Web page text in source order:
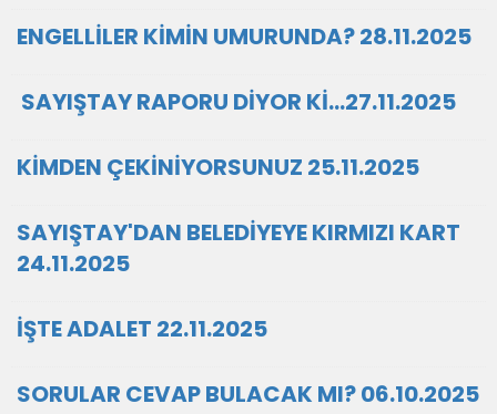
ENGELLİLER KİMİN UMURUNDA? 28.11.2025
SAYIŞTAY RAPORU DİYOR Kİ…27.11.2025
KİMDEN ÇEKİNİYORSUNUZ 25.11.2025
SAYIŞTAY'DAN BELEDİYEYE KIRMIZI KART
24.11.2025
İŞTE ADALET 22.11.2025
SORULAR CEVAP BULACAK MI? 06.10.2025